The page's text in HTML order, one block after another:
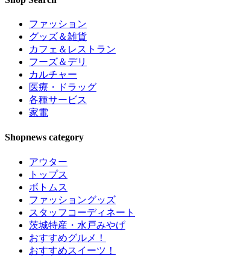
ファッション
グッズ＆雑貨
カフェ＆レストラン
フーズ＆デリ
カルチャー
医療・ドラッグ
各種サービス
家電
Shopnews category
アウター
トップス
ボトムス
ファッショングッズ
スタッフコーディネート
茨城特産・水戸みやげ
おすすめグルメ！
おすすめスイーツ！